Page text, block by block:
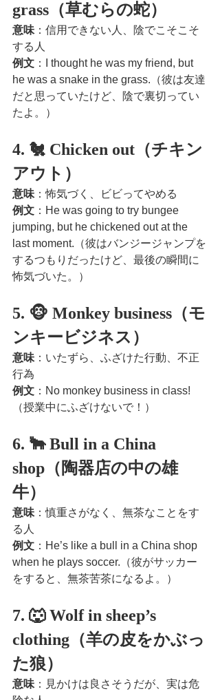
grass（草むらの蛇）
意味：信用できない人、陰でこそこそ
する人
例文 ：I thought he was my friend, but
he was a snake in the grass.（彼は友達
だと思っていたけど、陰で裏切ってい
たよ。）
4. 🐔 Chicken out（チキン
アウト）
意味：怖気づく、ビビってやめる
例文 ：He was going to try bungee
jumping, but he chickened out at the
last moment.（彼はバンジージャンプを
するつもりだったけど、最後の瞬間に
怖気づいた。）
5. 🐵 Monkey business（モ
ンキービジネス）
意味：いたずら、ふざけた行動、不正
行為
例文 ：No monkey business in class!
（授業中にふざけないで！）
6. 🐂 Bull in a China
shop（陶器店の中の雄
牛）
意味：慎重さがなく、無茶なことをす
る人
例文 ：He’s like a bull in a China shop
when he plays soccer.（彼がサッカー
をすると、無茶苦茶になるよ。）
7. 🐺 Wolf in sheep’s
clothing（羊の皮をかぶっ
た狼）
意味：見かけは良さそうだが、実は危